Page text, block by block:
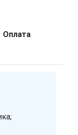
Оплата